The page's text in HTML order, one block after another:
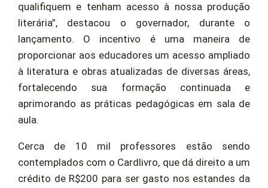
qualifiquem e tenham acesso à nossa produção
literária”, destacou o governador, durante o
lançamento. O incentivo é uma maneira de
proporcionar aos educadores um acesso ampliado
à literatura e obras atualizadas de diversas áreas,
fortalecendo sua formação continuada e
aprimorando as práticas pedagógicas em sala de
aula.
Cerca de 10 mil professores estão sendo
contemplados com o Cardlivro, que dá direito a um
crédito de R$200 para ser gasto nos estandes da